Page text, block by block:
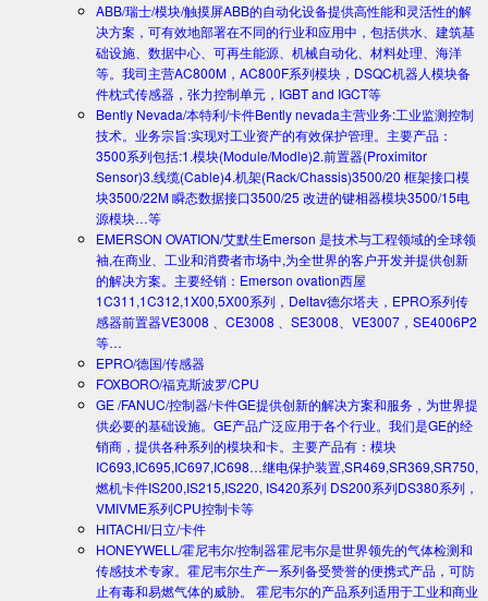
ABB/瑞士/模块/触摸屏ABB的自动化设备提供高性能和灵活性的解
决方案，可有效地部署在不同的行业和应用中，包括供水、建筑基
础设施、数据中心、可再生能源、机械自动化、材料处理、海洋
等。我司主营AC800M，AC800F系列模块，DSQC机器人模块备
件枕式传感器，张力控制单元，IGBT and IGCT等
Bently Nevada/本特利/卡件Bently nevada主营业务:工业监测控制
技术。业务宗旨:实现对工业资产的有效保护管理。主要产品：
3500系列包括:1.模块(Module/Modle)2.前置器(Proximitor
Sensor)3.线缆(Cable)4.机架(Rack/Chassis)3500/20 框架接口模
块3500/22M 瞬态数据接口3500/25 改进的键相器模块3500/15电
源模块…等
EMERSON OVATION/艾默生Emerson 是技术与工程领域的全球领
袖,在商业、工业和消费者市场中,为全世界的客户开发并提供创新
的解决方案。主要经销：Emerson ovation西屋
1C311,1C312,1X00,5X00系列，Deltav德尔塔夫，EPRO系列传
感器前置器VE3008 、CE3008 、SE3008、VE3007，SE4006P2
等…
EPRO/德国/传感器
FOXBORO/福克斯波罗/CPU
GE /FANUC/控制器/卡件GE提供创新的解决方案和服务，为世界提
供必要的基础设施。GE产品广泛应用于各个行业。我们是GE的经
销商，提供各种系列的模块和卡。主要产品有：模块
IC693,IC695,IC697,IC698…继电保护装置,SR469,SR369,SR750,
燃机卡件IS200,IS215,IS220, IS420系列 DS200系列DS380系列，
VMIVME系列CPU控制卡等
HITACHI/日立/卡件
HONEYWELL/霍尼韦尔/控制器霍尼韦尔是世界领先的气体检测和
传感技术专家。霍尼韦尔生产一系列备受赞誉的便携式产品，可防
止有毒和易燃气体的威胁。 霍尼韦尔的产品系列适用于工业和商业